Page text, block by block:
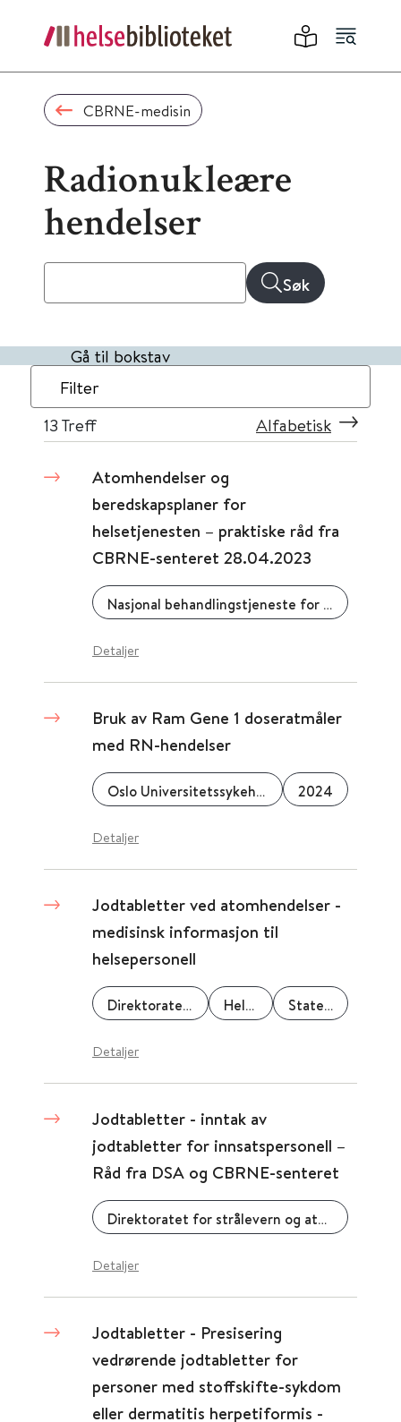
CBRNE-medisin
Radionukleære
hendelser
Søk
Gå til bokstav
Filter
13 Treff Alfabetisk
Atomhendelser og
beredskapsplaner for
helsetjenesten – praktiske råd fra
CBRNE-senteret 28.04.2023
Nasjonal behandlingstjeneste for CBRNE-medisin (CBRNE-senteret)
Detaljer
Bruk av Ram Gene 1 doseratmåler
med RN-hendelser
Oslo Universitetssykehus 2024
Detaljer
Jodtabletter ved atomhendelser -
medisinsk informasjon til
helsepersonell
Direktoratet for strålevern og atomsikkerhet Helsedirektoratet Statens legemiddelverk
Detaljer
Jodtabletter - inntak av
jodtabletter for innsatspersonell –
Råd fra DSA og CBRNE-senteret
Direktoratet for strålevern og atomsikkerhet
Detaljer
Jodtabletter - Presisering
vedrørende jodtabletter for
personer med stoffskifte-sykdom
eller dermatitis herpetiformis -